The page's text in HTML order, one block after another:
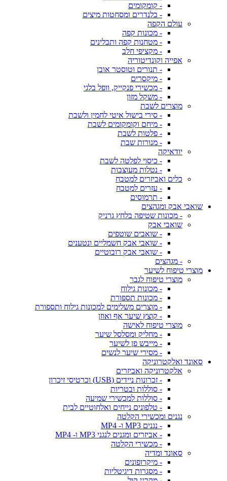
- קומקומים
- בלנדרים ומסחטות מיצים
עולם הקפה
- מכונות קפה
- מטחנות קפה ותבלינים
- מקציפי חלב
אפייה וקונדיטוריה
- תנורים וטוסטר אובן
- מיקסרים
- מכשירי פנקייק, וופל בלגי
- משקל מזון
מוצרים לשבת
- סירי בישול איטי לחמין ולשבת
- מיחם וקומקומים לשבת
- פלטות לשבת
- מנורות שבת
יודאיקה
- כיסוי לפלטה לשבת
- נטלות מעוצבות
כלים ואביזרים למטבח
- עזרים למטבח
- תרמוסים
שואבי אבק ומגהצים
- מכונות שטיפה בלחץ גרניק
שואבי אבק
- שואבים שוטפים
- שואבי אבק חשמליים ונטענים
- שואבי אבק רובוטיים
- מגהצים
מוצרי טיפוח לשיער
מוצרי טיפוח לגבר
- מכונות גילוח
- מכונות תספורת
- מוצרים משלימים למכונות גילוח ותספורת
- קוצץ שיער אף ואוזן
מוצרי טיפוח לאישה
- מחליק ומסלסל שיער
- מייבש פן לשיער
- מסירי שיער לנשים
סאונד ואלקטרוניקה
אלקטרוניקה ואביזרים
- זכרונות ניידים (USB) וכרטיסי זיכרון
- סוללות ובטריות
- סוללות למכשירי שמיעה
- טלפונים נייחים ואלחוטיים לבית
נגנים ומכשירי הקלטה
- נגנים MP3 ו- MP4
- אביזרים ומגנים לנגני MP3 ו- MP4
- מכשירי הקלטה
סאונד ומדיה
- מיקרופונים
- מסגרות דיגיטליות